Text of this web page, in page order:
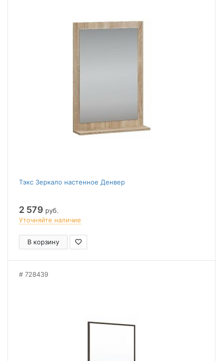
Тэкс Зеркало настенное Денвер
2 579 руб.
Уточняйте наличие
В корзину
728439